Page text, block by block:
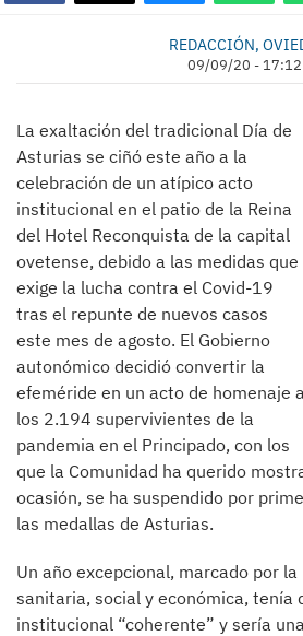
REDACCIÓN,
09/09/20 - 17:12
La exaltación del tradicional Día de
Asturias se ciñó este año a la
celebración de un atípico acto
institucional en el patio de la Reina
del Hotel Reconquista de la capital
ovetense, debido a las medidas que
exige la lucha contra el Covid-19
tras el repunte de nuevos casos
este mes de agosto. El Gobierno
autonómico decidió convertir la
efeméride en un acto de homenaje a
los 2.194 supervivientes de la
pandemia en el Principado, con los
que la Comunidad ha querido
ocasión, se ha suspendido por
las medallas de Asturias.
Un año excepcional, marcado por
sanitaria, social y económica, tenía
institucional “coherente” y sería